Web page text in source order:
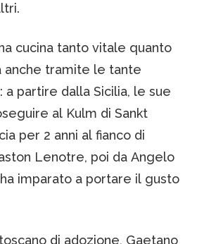
cucina tanto vitale quanto
anche tramite le tante
partire dalla Sicilia, le sue
al Kulm di Sankt
per 2 anni al fianco di
Lenotre, poi da Angelo
imparato a portare il gusto
di adozione, Gaetano